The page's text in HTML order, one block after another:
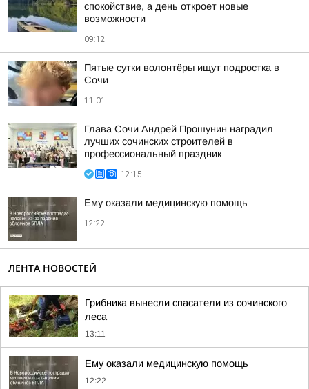
спокойствие, а день откроет новые
возможности
09:12
Пятые сутки волонтёры ищут подростка в
Сочи
11:01
Глава Сочи Андрей Прошунин наградил
лучших сочинских строителей в
профессиональный праздник
12:15
Ему оказали медицинскую помощь
12:22
ЛЕНТА НОВОСТЕЙ
Грибника вынесли спасатели из сочинского
леса
13:11
Ему оказали медицинскую помощь
12:22